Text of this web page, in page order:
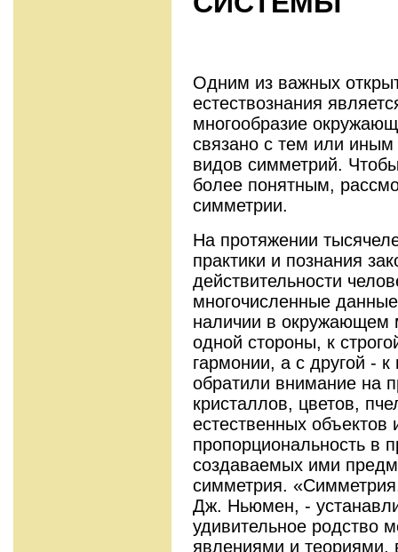
Одним из важных
естествознания
многообразие
связано с тем или
видов симметрий.
более понятным,
симметрии.
На протяжении
практики и познания
действительности
многочисленные
наличии в окружающем
одной стороны, к
гармонии, а с другой -
обратили внимание на
кристаллов, цветов,
естественных объектов
пропорциональность в
создаваемых ими
симметрия.
Дж. Ньюмен, -
удивительное родство
явлениями и теориями,